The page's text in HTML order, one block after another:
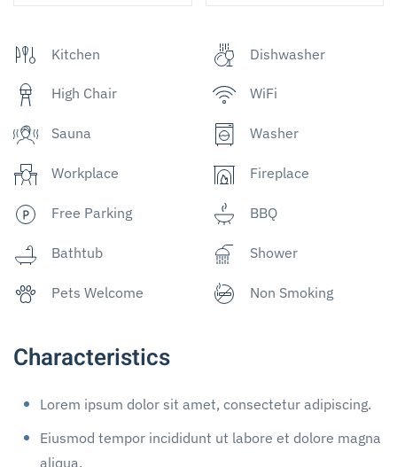
Kitchen Dishwasher
High Chair WiFi
Sauna Washer
Workplace Fireplace
Free Parking BBQ
Bathtub Shower
Pets Welcome Non Smoking
Characteristics
Lorem ipsum dolor sit amet, consectetur adipiscing.
Eiusmod tempor incididunt ut labore et dolore magna
aliqua.